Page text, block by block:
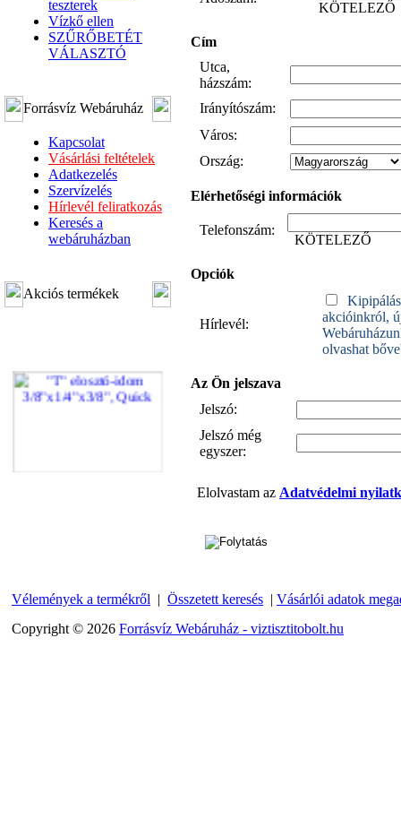
teszterek
Vízkő ellen
SZŰRŐBETÉT
VÁLASZTÓ
Forrásvíz Webáruház
Kapcsolat
Vásárlási feltételek
Adatkezelés
Szervízelés
Hírlevél feliratkozás
Keresés a
webáruházban
Akciós termékek
KÖTELEZŐ
Cím
Utca,
házszám:
Irányítószám:
Város:
Ország:
Elérhetőségi információk
Telefonszám:
KÖTELEZŐ
Opciók
Hírlevél:
akcióinkról,
olvashat
Az Ön jelszava
Jelszó:
Jelszó még
egyszer:
Elolvastam az Adatvédelmi
Vélemények a termékről | Összetett keresés | Vásárlói adatok
Copyright © 2026 Forrásvíz Webáruház - viztisztitobolt.hu